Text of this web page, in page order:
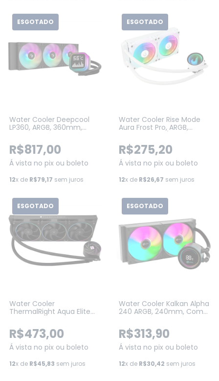
ESGOTADO
Water Cooler Deepcool
LP360, ARGB, 360mm,
Preto (R-LP360-BKMSNC-
G-1)
R$817,00
Á vista no pix ou boleto
12x de R$79,17 sem juros
ESGOTADO
Water Cooler Rise Mode
Aura Frost Pro, ARGB,
Branco (RM-WCZ-06-
ARGB)
R$275,20
Á vista no pix ou boleto
12x de R$26,67 sem juros
ESGOTADO
Water Cooler
ThermalRight Aqua Elite
Preto
R$473,00
Á vista no pix ou boleto
12x de R$45,83 sem juros
ESGOTADO
Water Cooler Kalkan Alpha
240 ARGB, 240mm, Com
(KLK00047)
R$313,90
Á vista no pix ou boleto
12x de R$30,42 sem juros